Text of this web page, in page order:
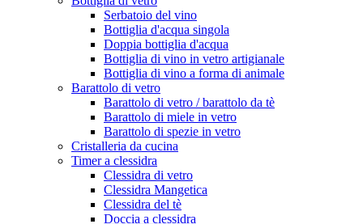
Serbatoio del vino
Bottiglia d'acqua singola
Doppia bottiglia d'acqua
Bottiglia di vino in vetro artigianale
Bottiglia di vino a forma di animale
Barattolo di vetro
Barattolo di vetro / barattolo da tè
Barattolo di miele in vetro
Barattolo di spezie in vetro
Cristalleria da cucina
Timer a clessidra
Clessidra di vetro
Clessidra Mangetica
Clessidra del tè
Doccia a clessidra